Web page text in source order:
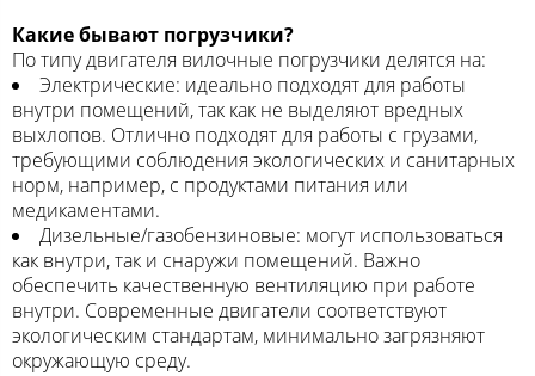
Какие бывают погрузчики?
По типу двигателя вилочные погрузчики делятся на:
Электрические: идеально подходят для работы
внутри помещений, так как не выделяют вредных
выхлопов. Отлично подходят для работы с грузами,
требующими соблюдения экологических и санитарных
норм, например, с продуктами питания или
медикаментами.
Дизельные/газобензиновые: могут использоваться
как внутри, так и снаружи помещений. Важно
обеспечить качественную вентиляцию при работе
внутри. Современные двигатели соответствуют
экологическим стандартам, минимально загрязняют
окружающую среду.